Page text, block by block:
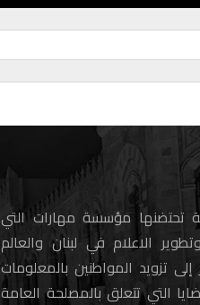
تحتضنها مؤسسة مهارات التي
الاعلام في لبنان والعالم
تزويد المواطنين بالمعلومات
التي تتعلق بالمصلحة العامة